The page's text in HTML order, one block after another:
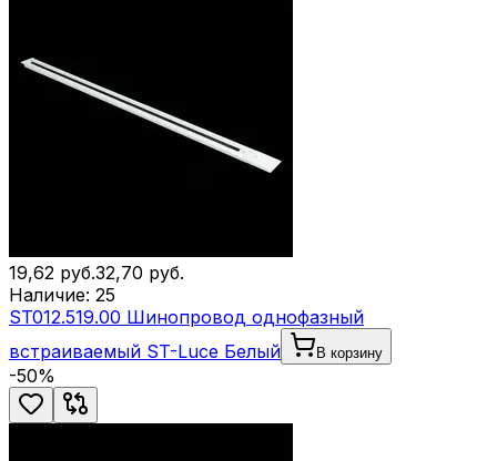
19,62 руб.32,70 руб.
Наличие: 25
ST012.519.00 Шинопровод однофазный
встраиваемый ST-Luce Белый
В корзину
-50%